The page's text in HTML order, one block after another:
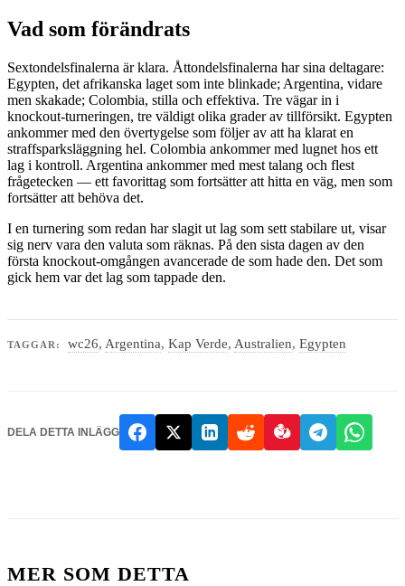
Vad som förändrats
Sextondelsfinalerna är klara. Åttondelsfinalerna har sina deltagare:
Egypten, det afrikanska laget som inte blinkade; Argentina, vidare
men skakade; Colombia, stilla och effektiva. Tre vägar in i
knockout-turneringen, tre väldigt olika grader av tillförsikt. Egypten
ankommer med den övertygelse som följer av att ha klarat en
straffsparksläggning hel. Colombia ankommer med lugnet hos ett
lag i kontroll. Argentina ankommer med mest talang och flest
frågetecken — ett favorittag som fortsätter att hitta en väg, men som
fortsätter att behöva det.
I en turnering som redan har slagit ut lag som sett stabilare ut, visar
sig nerv vara den valuta som räknas. På den sista dagen av den
första knockout-omgången avancerade de som hade den. Det som
gick hem var det lag som tappade den.
TAGGAR: wc26, Argentina,Kap Verde, Australien,Egypten
DELA DETTA INLÄGG
MER SOM DETTA